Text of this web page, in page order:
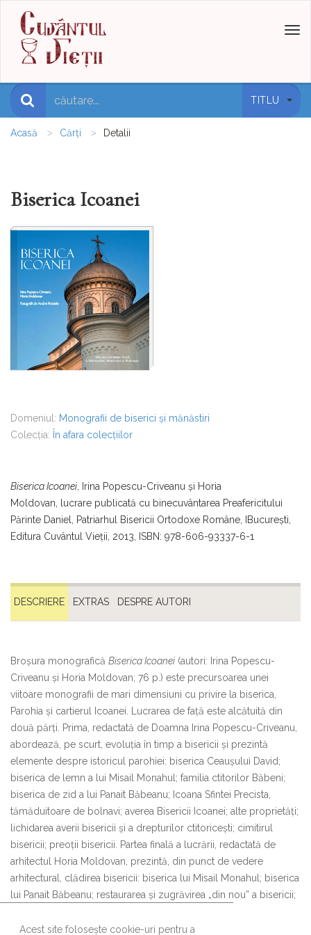
Acest site folosește cookie-uri pentru a
TITLU
Acasă Cărți Detalii
Biserica Icoanei
Domeniul: Monografii de biserici și mănăstiri
Colecția: În afara colecțiilor
Biserica Icoanei , Irina Popescu-Criveanu şi Horia
Moldovan, lucrare publicată cu binecuvântarea Preafericitului
Părinte Daniel, Patriarhul Bisericii Ortodoxe Române, IBucureşti,
Editura Cuvântul Vieţii, 2013, ISBN: 978-606-93337-6-1
DESCRIERE EXTRAS DESPRE AUTORI
Broşura monografică Biserica Icoanei (autori: Irina Popescu-
Criveanu şi Horia Moldovan; 76 p.) este precursoarea unei
viitoare monografii de mari dimensiuni cu privire la biserica,
Parohia şi cartierul Icoanei. Lucrarea de faţă este alcătuită din
două părţi. Prima, redactată de Doamna Irina Popescu-Criveanu,
abordează, pe scurt, evoluţia în timp a bisericii şi prezintă
elemente despre istoricul parohiei: biserica Ceauşului David;
biserica de lemn a lui Misail Monahul; familia ctitorilor Băbeni;
biserica de zid a lui Panait Băbeanu; Icoana Sfintei Precista,
tămăduitoare de bolnavi; averea Bisericii Icoanei; alte proprietăţi;
lichidarea averii bisericii şi a drepturilor ctitoriceşti; cimitirul
bisericii; preoţii bisericii. Partea finală a lucrării, redactată de
arhitectul Horia Moldovan, prezintă, din punct de vedere
arhitectural, clădirea bisericii: biserica lui Misail Monahul; biserica
lui Panait Băbeanu; restaurarea și zugrăvirea „din nou” a bisericii;